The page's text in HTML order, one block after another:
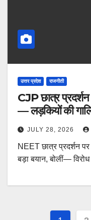
उत्तर प्रदेश राजनीती
CJP छात्र प्रदर्शन
— लड़कियों की
JULY 28, 2026
NEET छात्र प्रदर्शन पर
बड़ा बयान, बोलीं—